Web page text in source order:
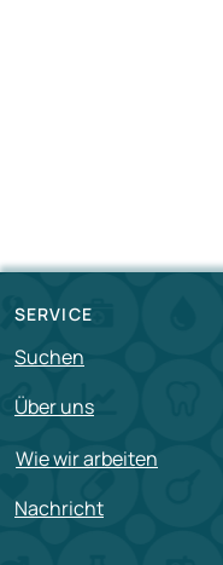
SERVICE
Suchen
Über uns
Wie wir arbeiten
Nachricht